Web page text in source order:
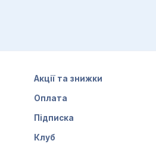
Акції та знижки
Оплата
Підписка
Клуб